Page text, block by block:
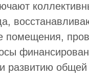
помещения,
развитию общей